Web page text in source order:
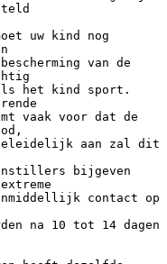
uw kind nog
van de
het kind sport.
vaak voor dat de
aan zal dit
bijgeven
contact op
na 10 tot 14 dagen